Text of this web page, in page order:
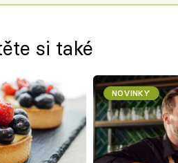
si také
NOVINKY